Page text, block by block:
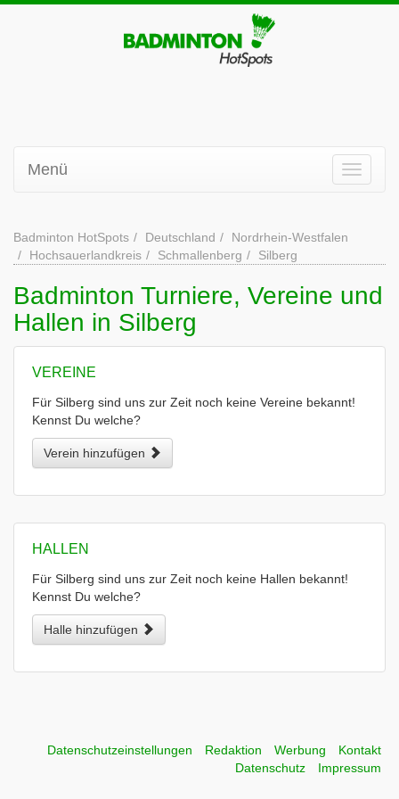
Menü
Badminton HotSpots Deutschland
Nordrhein-Westfalen
Hochsauerlandkreis
Schmallenberg Silberg
Badminton Turniere, Vereine und
Hallen in Silberg
VEREINE
Für Silberg sind uns zur Zeit noch keine Vereine bekannt!
Kennst Du welche?
Verein hinzufügen
HALLEN
Für Silberg sind uns zur Zeit noch keine Hallen bekannt!
Kennst Du welche?
Halle hinzufügen
Datenschutzeinstellungen Redaktion Werbung
Kontakt
Datenschutz
Impressum